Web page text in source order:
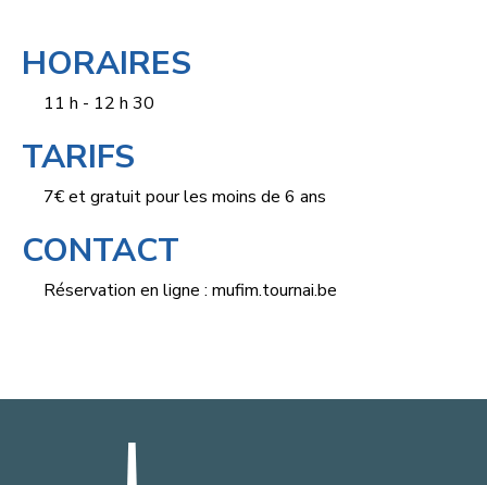
HORAIRES
11 h - 12 h 30
TARIFS
7€ et gratuit pour les moins de 6 ans
CONTACT
Réservation en ligne : mufim.tournai.be